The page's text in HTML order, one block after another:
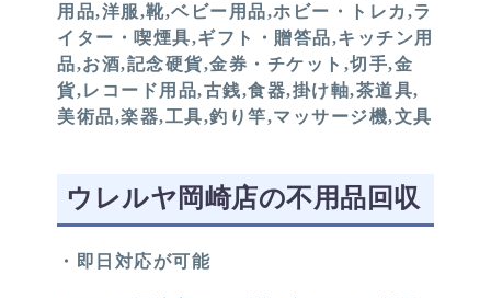
用品,洋服,靴,ベビー用品,ホビー・トレカ,ラ
イター・喫煙具,ギフト・贈答品,キッチン用
品,お酒,記念硬貨,金券・チケット,切手,金
貨,レコード用品,古銭,食器,掛け軸,茶道具,
美術品,楽器,工具,釣り竿,マッサージ機,文具
ウレルヤ岡崎店の不用品回収
・即日対応が可能